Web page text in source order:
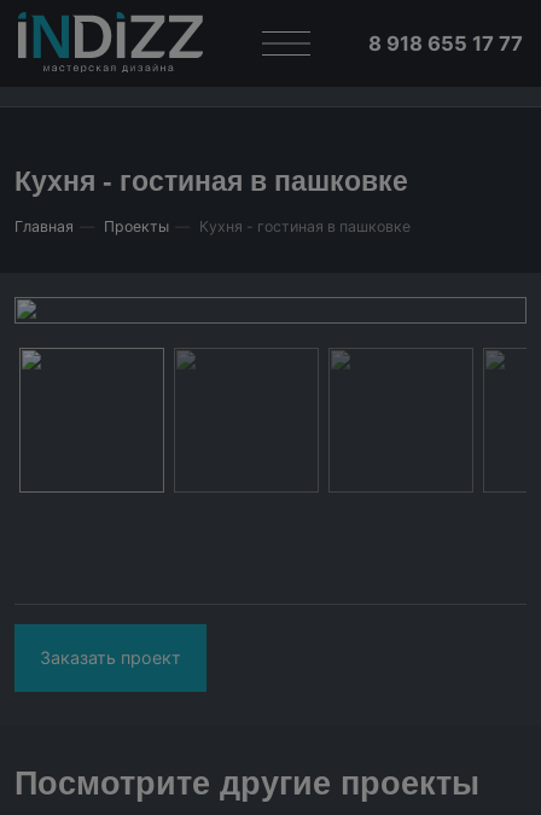
8 918 655 17 77
Кухня - гостиная в пашковке
Главная Проекты Кухня - гостиная в пашковке
Заказать проект
Посмотрите другие проекты